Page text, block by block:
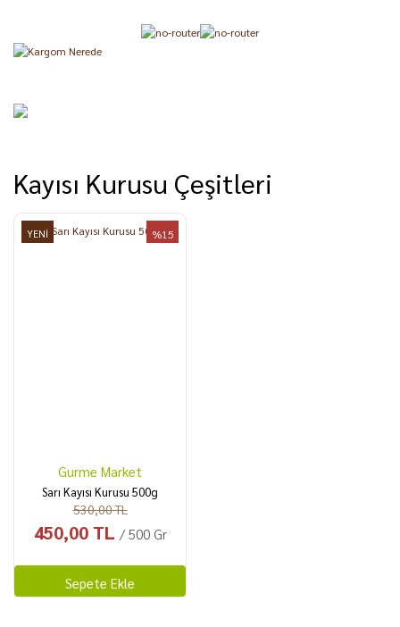
Kayısı Kurusu Çeşitleri
%15
YENİ
Gurme Market
Sarı Kayısı Kurusu 500g
530,00 TL
450,00 TL / 500 Gr
Sepete Ekle